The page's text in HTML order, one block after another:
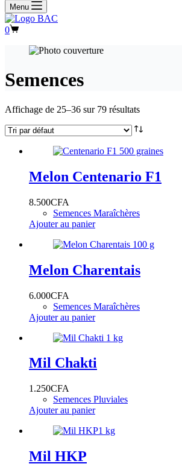
Menu
Panier
0
Semences
Affichage de 25–36 sur 79 résultats
Melon Centenario F1
8.500CFA
Semences Maraîchères
Ajouter au panier
Melon Charentais
6.000CFA
Semences Maraîchères
Ajouter au panier
Mil Chakti
1.250CFA
Semences Pluviales
Ajouter au panier
Mil HKP